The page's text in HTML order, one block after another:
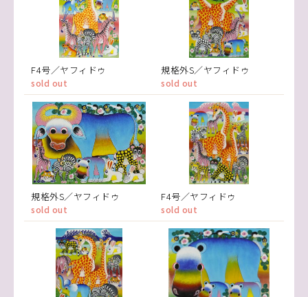
F4号／ヤフィドゥ
sold out
規格外S／ヤフィドゥ
sold out
規格外S／ヤフィドゥ
sold out
F4号／ヤフィドゥ
sold out